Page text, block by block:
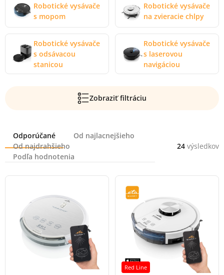
Robotické vysávače
s mopom
Robotické vysávače
na zvieracie chlpy
Robotické vysávače
s odsávacou
stanicou
Robotické vysávače
s laserovou
navigáciou
Zobraziť filtráciu
Radenie
Odporúčané
Od najlacnejšieho
Od najdrahšieho
Podľa hodnotenia
24 výsledkov
Red Line